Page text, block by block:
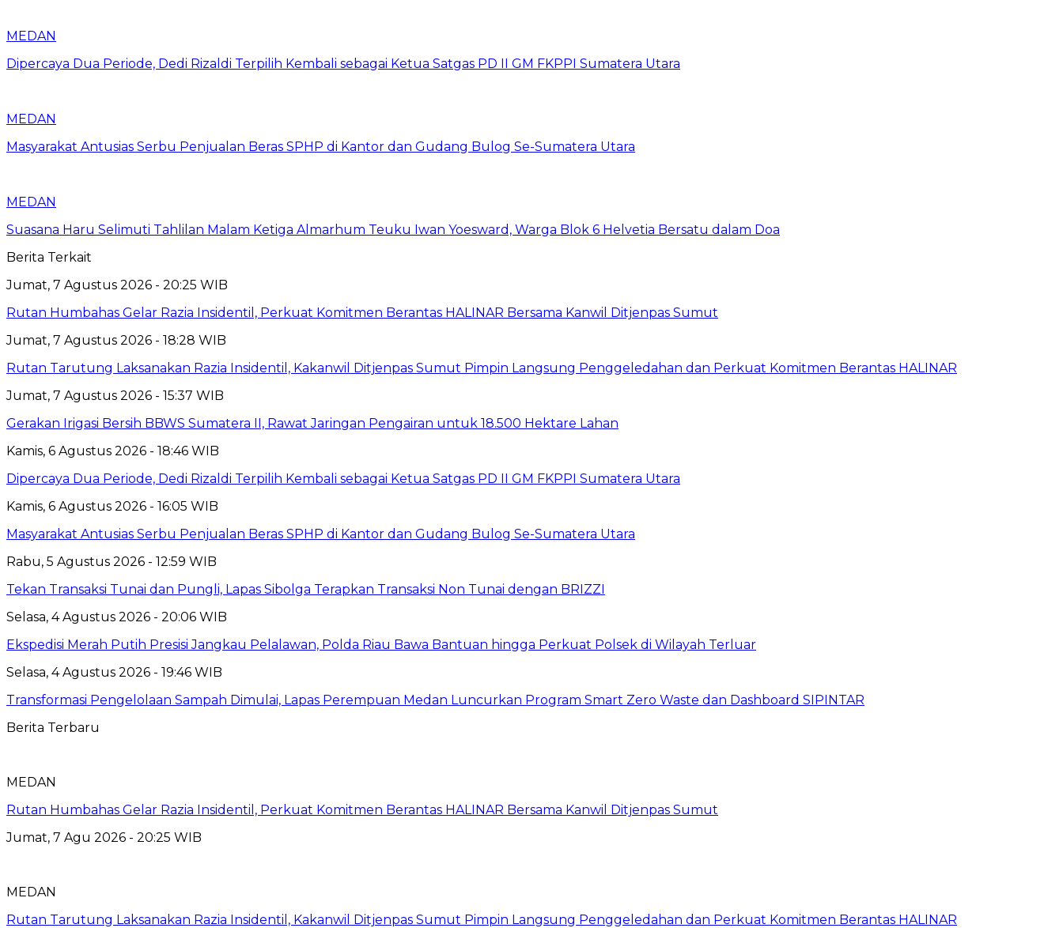
MEDAN
Dipercaya Dua Periode, Dedi Rizaldi Terpilih Kembali sebagai Ketua Satgas PD II GM FKPPI Sumatera Utara
MEDAN
Masyarakat Antusias Serbu Penjualan Beras SPHP di Kantor dan Gudang Bulog Se-Sumatera Utara
MEDAN
Suasana Haru Selimuti Tahlilan Malam Ketiga Almarhum Teuku Iwan Yoesward, Warga Blok 6 Helvetia Bersatu dalam Doa
Berita Terkait
Jumat, 7 Agustus 2026 - 20:25 WIB
Rutan Humbahas Gelar Razia Insidentil, Perkuat Komitmen Berantas HALINAR Bersama Kanwil Ditjenpas Sumut
Jumat, 7 Agustus 2026 - 18:28 WIB
Rutan Tarutung Laksanakan Razia Insidentil, Kakanwil Ditjenpas Sumut Pimpin Langsung Penggeledahan dan Perkuat Komitmen Berantas HALINAR
Jumat, 7 Agustus 2026 - 15:37 WIB
Gerakan Irigasi Bersih BBWS Sumatera II, Rawat Jaringan Pengairan untuk 18.500 Hektare Lahan
Kamis, 6 Agustus 2026 - 18:46 WIB
Dipercaya Dua Periode, Dedi Rizaldi Terpilih Kembali sebagai Ketua Satgas PD II GM FKPPI Sumatera Utara
Kamis, 6 Agustus 2026 - 16:05 WIB
Masyarakat Antusias Serbu Penjualan Beras SPHP di Kantor dan Gudang Bulog Se-Sumatera Utara
Rabu, 5 Agustus 2026 - 12:59 WIB
Tekan Transaksi Tunai dan Pungli, Lapas Sibolga Terapkan Transaksi Non Tunai dengan BRIZZI
Selasa, 4 Agustus 2026 - 20:06 WIB
Ekspedisi Merah Putih Presisi Jangkau Pelalawan, Polda Riau Bawa Bantuan hingga Perkuat Polsek di Wilayah Terluar
Selasa, 4 Agustus 2026 - 19:46 WIB
Transformasi Pengelolaan Sampah Dimulai, Lapas Perempuan Medan Luncurkan Program Smart Zero Waste dan Dashboard SIPINTAR
Berita Terbaru
MEDAN
Rutan Humbahas Gelar Razia Insidentil, Perkuat Komitmen Berantas HALINAR Bersama Kanwil Ditjenpas Sumut
Jumat, 7 Agu 2026 - 20:25 WIB
MEDAN
Rutan Tarutung Laksanakan Razia Insidentil, Kakanwil Ditjenpas Sumut Pimpin Langsung Penggeledahan dan Perkuat Komitmen Berantas HALINAR